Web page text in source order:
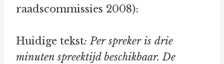
raadscommissies 2008):
Huidige tekst: Per spreker is drie
minuten spreektijd beschikbaar. De